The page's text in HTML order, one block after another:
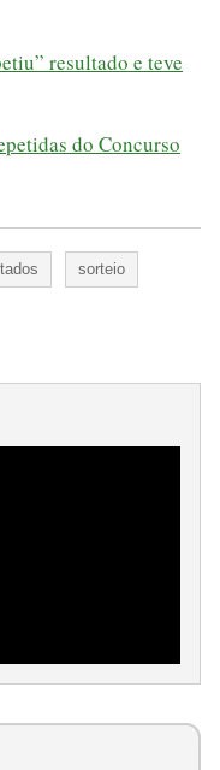
resultado e teve
do Concurso
sorteio